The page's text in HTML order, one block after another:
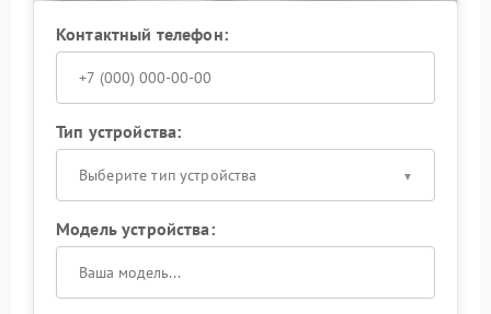
Контактный телефон:
Тип устройства:
Выберите тип устройства
Модель устройства: